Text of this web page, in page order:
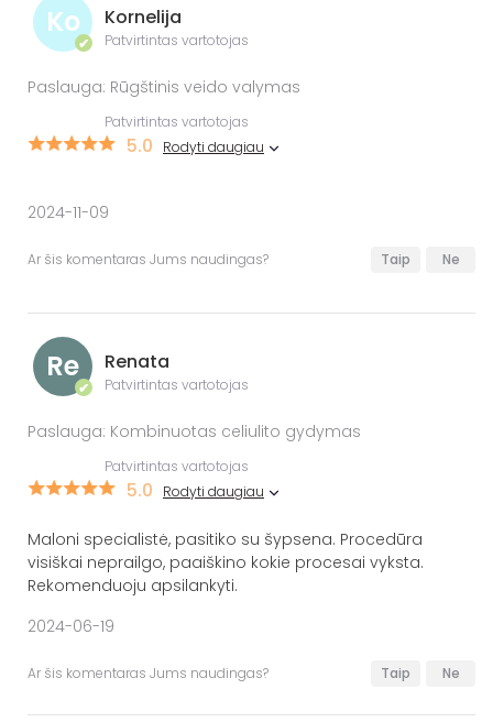
Ko
✔
Kornelija
Patvirtintas vartotojas
Paslauga: Rūgštinis veido valymas
Patvirtintas vartotojas
5.0 Rodyti daugiau
2024-11-09
Ar šis komentaras Jums naudingas? Taip Ne
Re
✔
Renata
Patvirtintas vartotojas
Paslauga: Kombinuotas celiulito gydymas
Patvirtintas vartotojas
5.0 Rodyti daugiau
Maloni specialistė, pasitiko su šypsena. Procedūra
visiškai neprailgo, paaiškino kokie procesai vyksta.
Rekomenduoju apsilankyti.
2024-06-19
Ar šis komentaras Jums naudingas? Taip Ne